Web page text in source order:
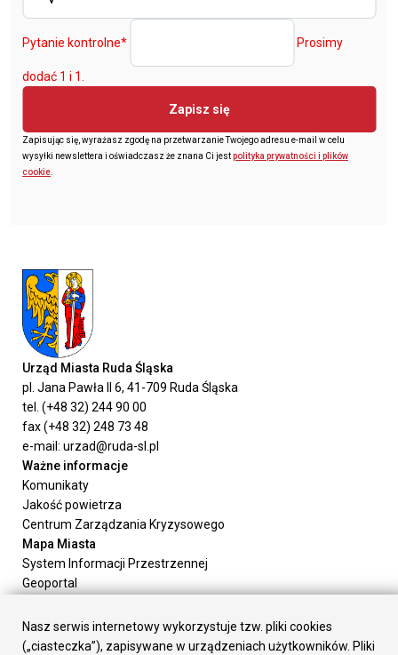
Pytanie kontrolne* Prosimy
dodać 1 i 1.
Zapisz się
Zapisując się, wyrażasz zgodę na przetwarzanie Twojego adresu e-mail w celu
wysyłki newslettera i oświadczasz że znana Ci jestpolityka prywatności i plików
cookie
Urząd Miasta Ruda Śląska
pl. Jana Pawła II 6, 41-709 Ruda Śląska
tel. (+48 32) 244 90 00
fax (+48 32) 248 73 48
e-mail: urzad@ruda-sl.pl
Ważne informacje
Komunikaty
Jakość powietrza
Centrum Zarządzania Kryzysowego
Mapa Miasta
System Informacji Przestrzennej
Geoportal
Załatw sprawę
Prezydent Miasta
Nasz serwis internetowy wykorzystuje tzw. pliki cookies
(„ciasteczka”), zapisywane w urządzeniach użytkowników. Pliki